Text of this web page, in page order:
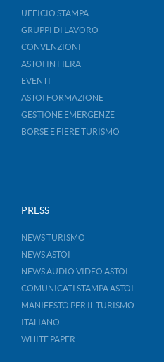
UFFICIO STAMPA
GRUPPI DI LAVORO
CONVENZIONI
ASTOI IN FIERA
EVENTI
ASTOI FORMAZIONE
GESTIONE EMERGENZE
BORSE E FIERE TURISMO
PRESS
NEWS TURISMO
NEWS ASTOI
NEWS AUDIO VIDEO ASTOI
COMUNICATI STAMPA ASTOI
MANIFESTO PER IL TURISMO
ITALIANO
WHITE PAPER